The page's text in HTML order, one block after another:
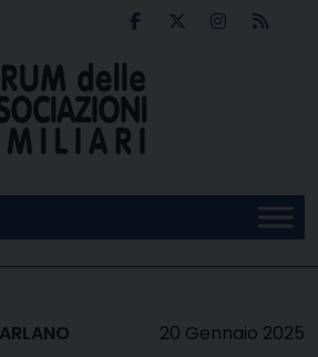
20 Gennaio 2025